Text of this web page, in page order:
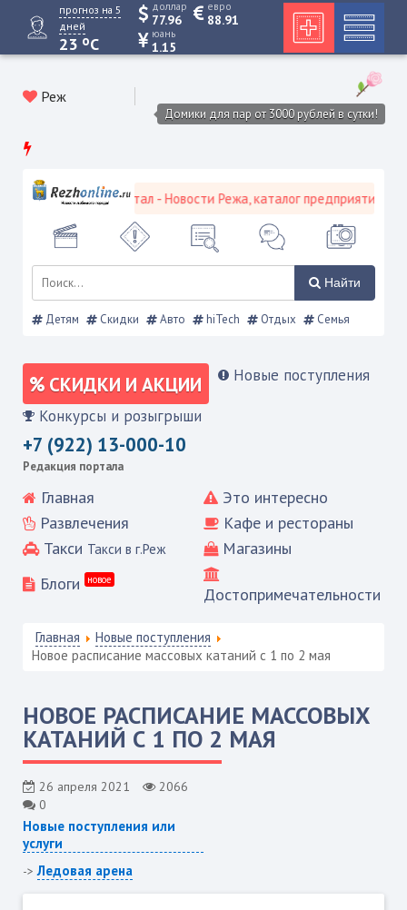
прогноз на 5
дней
23 oC
доллар
77.96
евро
88.91
юань
1.15
Реж
Домики для пар от 3000 рублей в сутки!
городской портал - Новости Режа, каталог предприятий,
Найти
Детям Скидки Авто hiTech Отдых Семья
СКИДКИ И АКЦИИ Новые поступления
Конкурсы и розыгрыши
+7 (922) 13-000-10
Редакция портала
Главная
Это интересно
Развлечения
Кафе и рестораны
Такси Такси в г.Реж
Магазины
Блоги
новое
Достопримечательности
Главная
Новые поступления
Новое расписание массовых катаний с 1 по 2 мая
НОВОЕ РАСПИСАНИЕ МАССОВЫХ
КАТАНИЙ С 1 ПО 2 МАЯ
26 апреля 2021
2066
0
Новые поступления или
услуги
->Ледовая арена